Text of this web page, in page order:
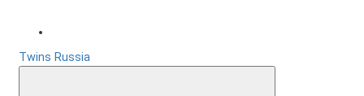
Twins Russia